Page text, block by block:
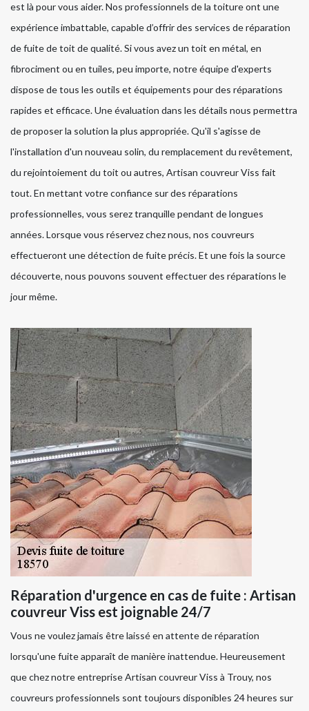
est là pour vous aider. Nos professionnels de la toiture ont une
expérience imbattable, capable d’offrir des services de réparation
de fuite de toit de qualité. Si vous avez un toit en métal, en
fibrociment ou en tuiles, peu importe, notre équipe d'experts
dispose de tous les outils et équipements pour des réparations
rapides et efficace. Une évaluation dans les détails nous permettra
de proposer la solution la plus appropriée. Qu'il s'agisse de
l'installation d'un nouveau solin, du remplacement du revêtement,
du rejointoiement du toit ou autres, Artisan couvreur Viss fait
tout. En mettant votre confiance sur des réparations
professionnelles, vous serez tranquille pendant de longues
années. Lorsque vous réservez chez nous, nos couvreurs
effectueront une détection de fuite précis. Et une fois la source
découverte, nous pouvons souvent effectuer des réparations le
jour même.
Réparation d'urgence en cas de fuite : Artisan
couvreur Viss est joignable 24/7
Vous ne voulez jamais être laissé en attente de réparation
lorsqu'une fuite apparaît de manière inattendue. Heureusement
que chez notre entreprise Artisan couvreur Viss à Trouy, nos
couvreurs professionnels sont toujours disponibles 24 heures sur